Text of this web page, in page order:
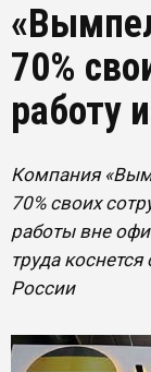
70%
работу
Компания
70% своих
работы вне
труда
России